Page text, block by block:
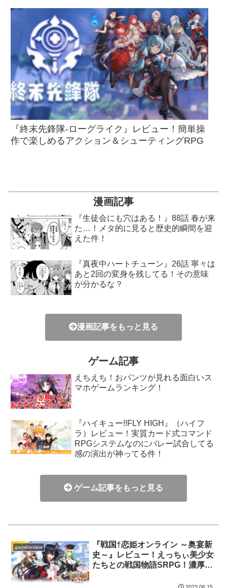
『終末先鋒隊-ローグライク』レビュー！簡単操
作で楽しめるアクション＆シューティングRPG
漫画記事
『生徒会にも穴はある！』88話 春が来
た…！メタ的に見ると歴史的瞬間を迎
えた件！
『真夜中ハートチューン』26話 寧々は
あと2回の変身を残してる！その意味
が分かるな？
漫画記事をもっと見る
ゲーム記事
えちえち！おパンツが見れる面白いス
マホゲームランキング！
『ハイキュー!!FLY HIGH』（ハイフ
ラ）レビュー！実質カード式コマンド
RPGシステムなのにバレー試合してる
感の演出が神ってる件！
ゲーム記事をもっと見る
gamereview
『戦国†恋姫オンライン ～奥宴新
史～』レビュー！えっちぃ美少女
たちとの戦国物語SRPG！濃厚な